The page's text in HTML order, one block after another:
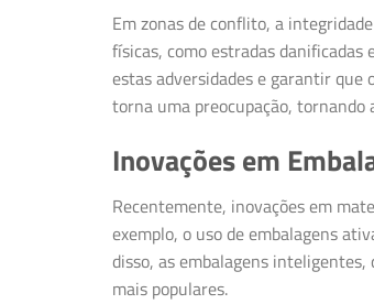
Em zonas de conflito, a
físicas, como estradas
estas adversidades e garantir que
torna uma preocupação,
Inovações em
Recentemente, inovações em
exemplo, o uso de embalagens
disso, as embalagens
mais populares.